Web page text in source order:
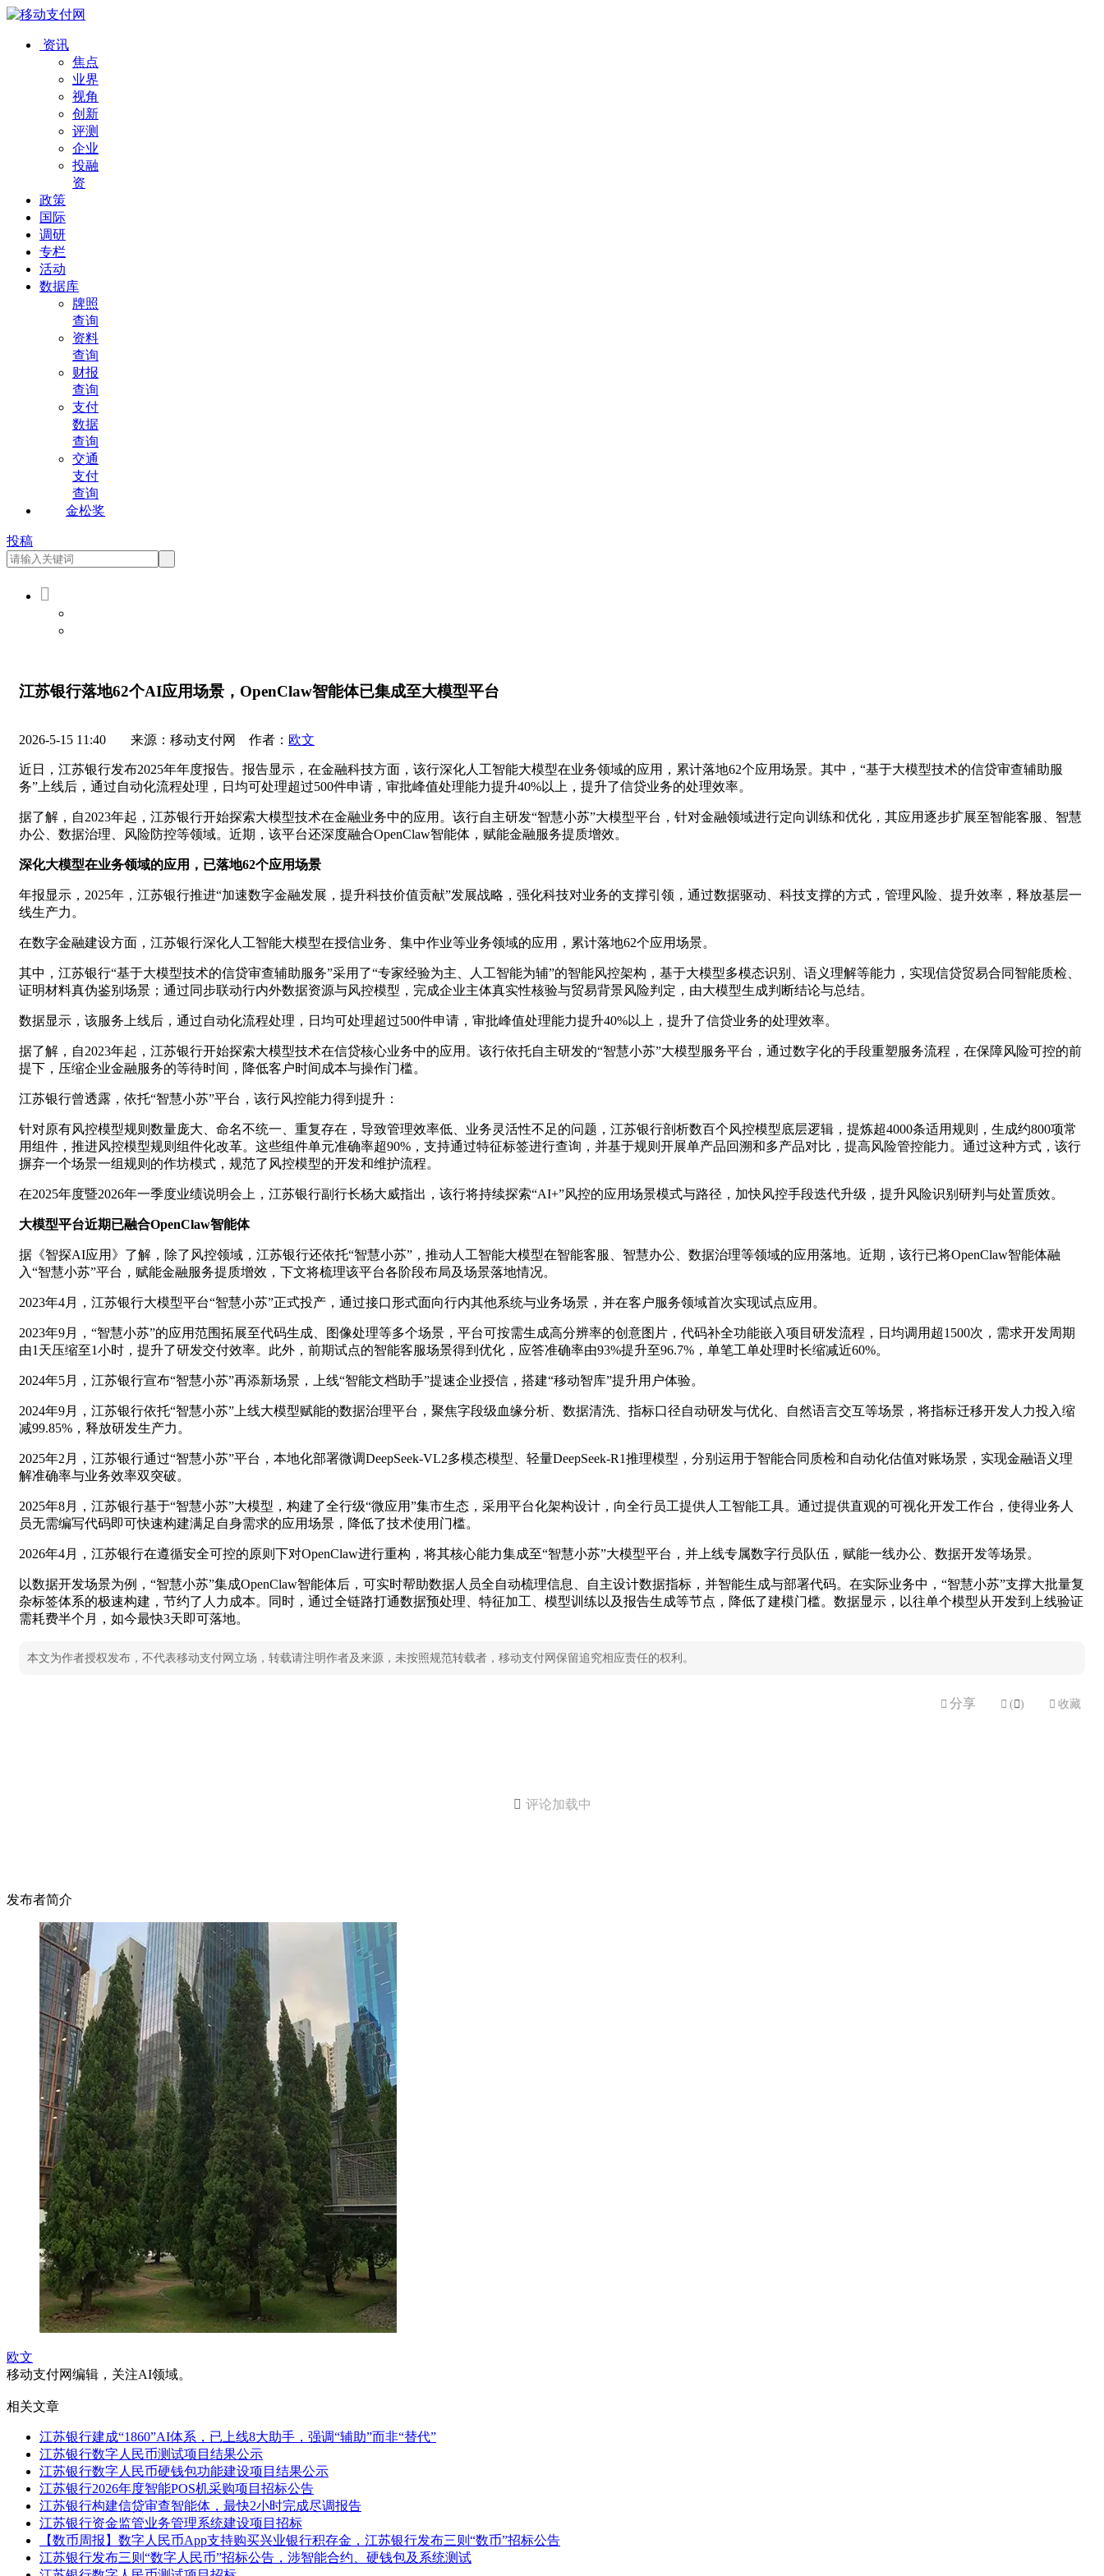
资讯
焦点
业界
视角
创新
评测
企业
投融
资
政策
国际
调研
专栏
活动
数据库
牌照
查询
资料
查询
财报
查询
支付
数据
查询
交通
支付
查询
金松奖
投稿

江苏银行落地62个AI应用场景，OpenClaw智能体已集成至大模型平台
2026-5-15 11:40 来源：移动支付网 作者： 欧文
近日，江苏银行发布2025年年度报告。报告显示，在金融科技方面，该行深化人工智能大模型在业务领域的应用，累计落地62个应用场景。其中，“基于大模型技术的信贷审查辅助服
务”上线后，通过自动化流程处理，日均可处理超过500件申请，审批峰值处理能力提升40%以上，提升了信贷业务的处理效率。
据了解，自2023年起，江苏银行开始探索大模型技术在金融业务中的应用。该行自主研发“智慧小苏”大模型平台，针对金融领域进行定向训练和优化，其应用逐步扩展至智能客服、智慧
办公、数据治理、风险防控等领域。近期，该平台还深度融合OpenClaw智能体，赋能金融服务提质增效。
深化大模型在业务领域的应用，已落地62个应用场景
年报显示，2025年，江苏银行推进“加速数字金融发展，提升科技价值贡献”发展战略，强化科技对业务的支撑引领，通过数据驱动、科技支撑的方式，管理风险、提升效率，释放基层一
线生产力。
在数字金融建设方面，江苏银行深化人工智能大模型在授信业务、集中作业等业务领域的应用，累计落地62个应用场景。
其中，江苏银行“基于大模型技术的信贷审查辅助服务”采用了“专家经验为主、人工智能为辅”的智能风控架构，基于大模型多模态识别、语义理解等能力，实现信贷贸易合同智能质检、
证明材料真伪鉴别场景；通过同步联动行内外数据资源与风控模型，完成企业主体真实性核验与贸易背景风险判定，由大模型生成判断结论与总结。
数据显示，该服务上线后，通过自动化流程处理，日均可处理超过500件申请，审批峰值处理能力提升40%以上，提升了信贷业务的处理效率。
据了解，自2023年起，江苏银行开始探索大模型技术在信贷核心业务中的应用。该行依托自主研发的“智慧小苏”大模型服务平台，通过数字化的手段重塑服务流程，在保障风险可控的前
提下，压缩企业金融服务的等待时间，降低客户时间成本与操作门槛。
江苏银行曾透露，依托“智慧小苏”平台，该行风控能力得到提升：
针对原有风控模型规则数量庞大、命名不统一、重复存在，导致管理效率低、业务灵活性不足的问题，江苏银行剖析数百个风控模型底层逻辑，提炼超4000条适用规则，生成约800项常
用组件，推进风控模型规则组件化改革。这些组件单元准确率超90%，支持通过特征标签进行查询，并基于规则开展单产品回溯和多产品对比，提高风险管控能力。通过这种方式，该行
摒弃一个场景一组规则的作坊模式，规范了风控模型的开发和维护流程。
在2025年度暨2026年一季度业绩说明会上，江苏银行副行长杨大威指出，该行将持续探索“AI+”风控的应用场景模式与路径，加快风控手段迭代升级，提升风险识别研判与处置质效。
大模型平台近期已融合OpenClaw智能体
据《智探AI应用》了解，除了风控领域，江苏银行还依托“智慧小苏”，推动人工智能大模型在智能客服、智慧办公、数据治理等领域的应用落地。近期，该行已将OpenClaw智能体融
入“智慧小苏”平台，赋能金融服务提质增效，下文将梳理该平台各阶段布局及场景落地情况。
2023年4月，江苏银行大模型平台“智慧小苏”正式投产，通过接口形式面向行内其他系统与业务场景，并在客户服务领域首次实现试点应用。
2023年9月，“智慧小苏”的应用范围拓展至代码生成、图像处理等多个场景，平台可按需生成高分辨率的创意图片，代码补全功能嵌入项目研发流程，日均调用超1500次，需求开发周期
由1天压缩至1小时，提升了研发交付效率。此外，前期试点的智能客服场景得到优化，应答准确率由93%提升至96.7%，单笔工单处理时长缩减近60%。
2024年5月，江苏银行宣布“智慧小苏”再添新场景，上线“智能文档助手”提速企业授信，搭建“移动智库”提升用户体验。
2024年9月，江苏银行依托“智慧小苏”上线大模型赋能的数据治理平台，聚焦字段级血缘分析、数据清洗、指标口径自动研发与优化、自然语言交互等场景，将指标迁移开发人力投入缩
减99.85%，释放研发生产力。
2025年2月，江苏银行通过“智慧小苏”平台，本地化部署微调DeepSeek-VL2多模态模型、轻量DeepSeek-R1推理模型，分别运用于智能合同质检和自动化估值对账场景，实现金融语义理
解准确率与业务效率双突破。
2025年8月，江苏银行基于“智慧小苏”大模型，构建了全行级“微应用”集市生态，采用平台化架构设计，向全行员工提供人工智能工具。通过提供直观的可视化开发工作台，使得业务人
员无需编写代码即可快速构建满足自身需求的应用场景，降低了技术使用门槛。
2026年4月，江苏银行在遵循安全可控的原则下对OpenClaw进行重构，将其核心能力集成至“智慧小苏”大模型平台，并上线专属数字行员队伍，赋能一线办公、数据开发等场景。
以数据开发场景为例，“智慧小苏”集成OpenClaw智能体后，可实时帮助数据人员全自动梳理信息、自主设计数据指标，并智能生成与部署代码。在实际业务中，“智慧小苏”支撑大批量复
杂标签体系的极速构建，节约了人力成本。同时，通过全链路打通数据预处理、特征加工、模型训练以及报告生成等节点，降低了建模门槛。数据显示，以往单个模型从开发到上线验证
需耗费半个月，如今最快3天即可落地。
本文为作者授权发布，不代表移动支付网立场，转载请注明作者及来源，未按照规范转载者，移动支付网保留追究相应责任的权利。
 分享  ( )  收藏
 评论加载中
发布者简介
欧文
移动支付网编辑，关注AI领域。
相关文章
江苏银行建成“1860”AI体系，已上线8大助手，强调“辅助”而非“替代”
江苏银行数字人民币测试项目结果公示
江苏银行数字人民币硬钱包功能建设项目结果公示
江苏银行2026年度智能POS机采购项目招标公告
江苏银行构建信贷审查智能体，最快2小时完成尽调报告
江苏银行资金监管业务管理系统建设项目招标
【数币周报】数字人民币App支持购买兴业银行积存金，江苏银行发布三则“数币”招标公告
江苏银行发布三则“数字人民币”招标公告，涉智能合约、硬钱包及系统测试